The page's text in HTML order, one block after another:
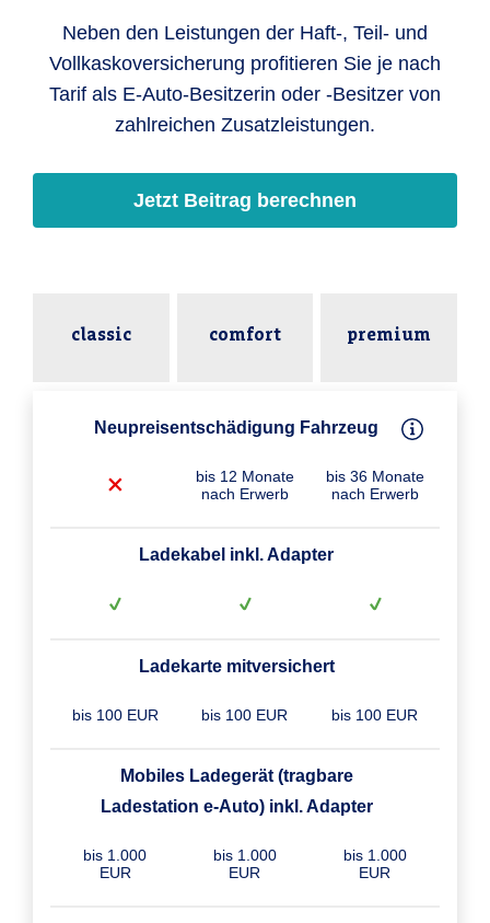
Neben den Leistungen der Haft-, Teil- und
Vollkaskoversicherung profitieren Sie je nach
Tarif als E-Auto-Besitzerin oder -Besitzer von
zahlreichen Zusatzleistungen.
Jetzt Beitrag berechnen
classic comfort premium
Neupreisentschädigung Fahrzeug
bis 12 Monate
nach Erwerb
bis 36 Monate
nach Erwerb
Ladekabel inkl. Adapter
Ladekarte mitversichert
bis 100 EUR bis 100 EUR bis 100 EUR
Mobiles Ladegerät (tragbare
Ladestation e-Auto) inkl. Adapter
bis 1.000
EUR
bis 1.000
EUR
bis 1.000
EUR